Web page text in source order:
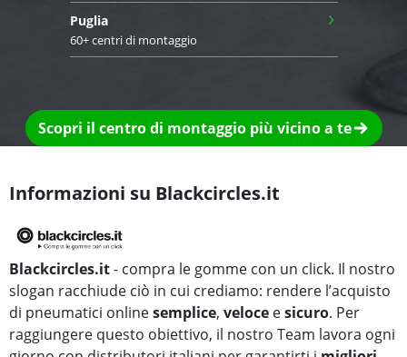
Puglia
60+ centri di montaggio
›
Scopri il centro di montaggio più vicino a te
Informazioni su Blackcircles.it
Blackcircles.it- compra le gomme con un click. Il nostro
slogan racchiude ciò in cui crediamo: rendere l’acquisto
di pneumatici onlinesemplice, veloce esicuro. Per
raggiungere questo obiettivo, il nostro Team lavora ogni